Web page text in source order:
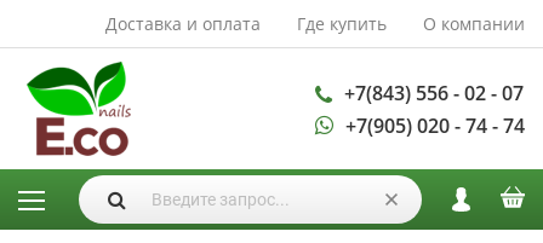
Доставка и оплата Где купить О компании
+7(843) 556 - 02 - 07
+7(905) 020 - 74 - 74
АКСЕССУАРЫ И
РАСХОДНЫЕ
МАТЕРИАЛЫ
Аксессуары
Запасные
лампы
Кисти